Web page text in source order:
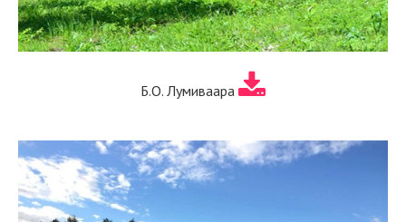
Б.О. Лумиваара